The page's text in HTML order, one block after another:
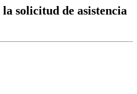
solicitud de asistencia